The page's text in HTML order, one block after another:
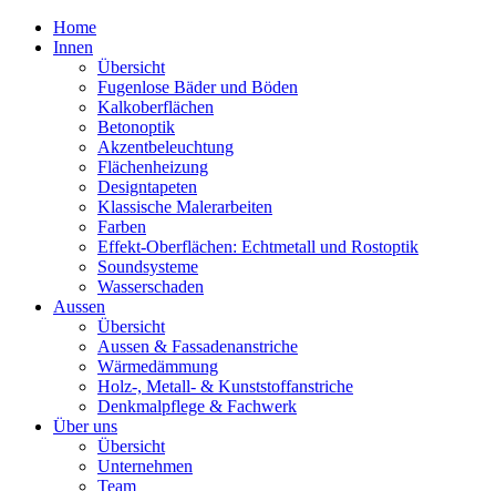
Home
Innen
Übersicht
Fugenlose Bäder und Böden
Kalkoberflächen
Betonoptik
Akzentbeleuchtung
Flächenheizung
Designtapeten
Klassische Malerarbeiten
Farben
Effekt-Oberflächen: Echtmetall und Rostoptik
Soundsysteme
Wasserschaden
Aussen
Übersicht
Aussen & Fassadenanstriche
Wärmedämmung
Holz-, Metall- & Kunststoffanstriche
Denkmalpflege & Fachwerk
Über uns
Übersicht
Unternehmen
Team